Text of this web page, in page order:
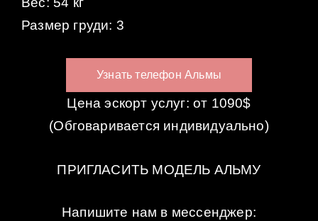
Размер груди: 3
Узнать телефон Альмы
Цена эскорт услуг: от 1090$
(Обговаривается индивидуально)
ПРИГЛАСИТЬ МОДЕЛЬ АЛЬМУ
Напишите нам в мессенджер: